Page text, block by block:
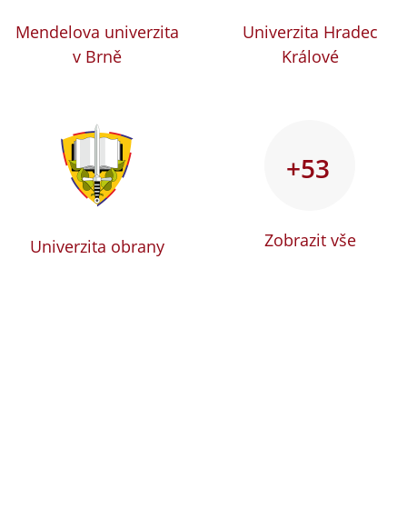
Mendelova univerzita
v Brně
Univerzita Hradec
Králové
Univerzita obrany
+53
Zobrazit vše